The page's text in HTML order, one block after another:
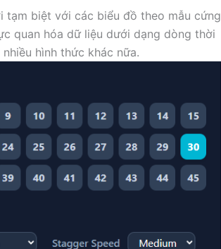
tạm biệt với các biểu đồ theo mẫu cứng
quan hóa dữ liệu dưới dạng dòng thời
hình thức khác nữa.